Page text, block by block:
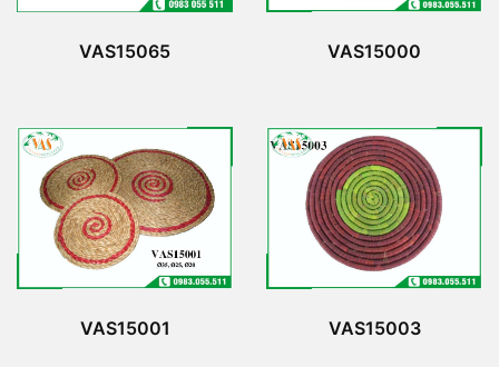
VAS15065 VAS15000
VAS15001 VAS15003